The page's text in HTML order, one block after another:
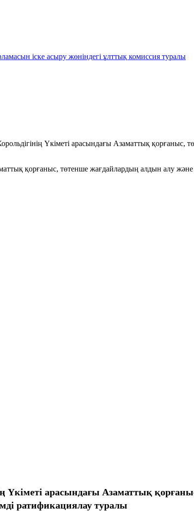
іске асыру жөніндегі ұлттық комиссия туралы
Үкіметі арасындағы Азаматтық қорғаныс,
қорғаныс, төтенше жағдайлардың алдын алу
арасындағы Азаматтық
ратификациялау туралы